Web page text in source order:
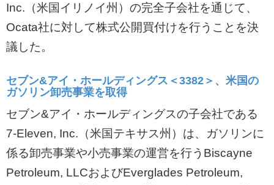
Inc.（米国イリノイ州）の完全子会社を通じて、
Ocata社に対して株式公開買付けを行うことを決
議した。
セブン&アイ・ホールディングス＜3382＞、米国の
ガソリン卸売事業を取得
セブン&アイ・ホールディングスの子会社である
7-Eleven, Inc.（米国テキサス州）は、ガソリンに
係る卸売事業や小売事業の運営を行うBiscayne
Petroleum, LLCおよびEverglades Petroleum,